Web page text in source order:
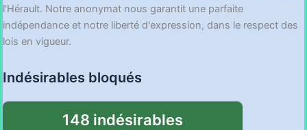
l'Hérault. Notre anonymat nous garantit une parfaite
indépendance et notre liberté d'expression, dans le respect des
lois en vigueur.
Indésirables bloqués
148 indésirables